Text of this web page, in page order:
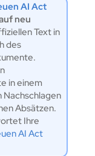
AI Act
neu
Text in
des
in einem
Nachschlagen
Absätzen.
Ihre
AI Act